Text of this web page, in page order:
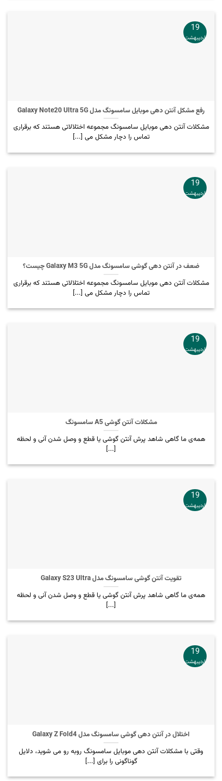
رفع مشکل آنتن دهی موبایل سامسونگ مدل Galaxy Note20 Ultra 5G
مشکلات آنتن دهی موبایل سامسونگ مجموعه اختلالاتی هستند که برقراری
تماس را دچار مشکل می [...]
19
اردیبهشت
ضعف در آنتن دهی گوشی سامسونگ مدل Galaxy M3 5G چیست؟
مشکلات آنتن دهی موبایل سامسونگ مجموعه اختلالاتی هستند که برقراری
تماس را دچار مشکل می [...]
19
اردیبهشت
مشکلات آنتن گوشی A5 سامسونگ
همه‌ی ما گاهی شاهد پرش آنتن گوشی یا قطع و وصل شدن آنی و لحظه
[...]
19
اردیبهشت
تقویت آنتن گوشی سامسونگ مدل Galaxy S23 Ultra
همه‌ی ما گاهی شاهد پرش آنتن گوشی یا قطع و وصل شدن آنی و لحظه
[...]
19
اردیبهشت
اختلال در آنتن دهی گوشی سامسونگ مدل Galaxy Z Fold4
وقتی با مشکلات آنتن دهی موبایل سامسونگ روبه رو می شوید، دلایل
گوناگونی را برای [...]
19
اردیبهشت